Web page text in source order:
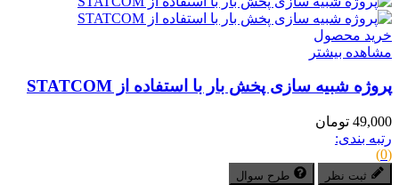
خرید محصول
مشاهده بیشتر
پروژه شبیه سازی پخش بار با استفاده از STATCOM
49,000 تومان
رتبه بندی:
(0)
ثبت نظر طرح سوال